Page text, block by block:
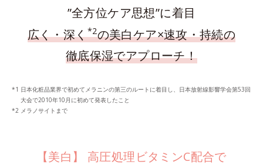
”全方位ケア思想”に着目
広く・深く*2の美白ケア×速攻・持続の
徹底保湿でアプローチ！
日本化粧品業界で初めてメラニンの第三のルートに着目し、日本放射線影響学会第53回
大会で2010年10月に初めて発表したこと
メラノサイトまで
【美白】 高圧処理ビタミンC配合で